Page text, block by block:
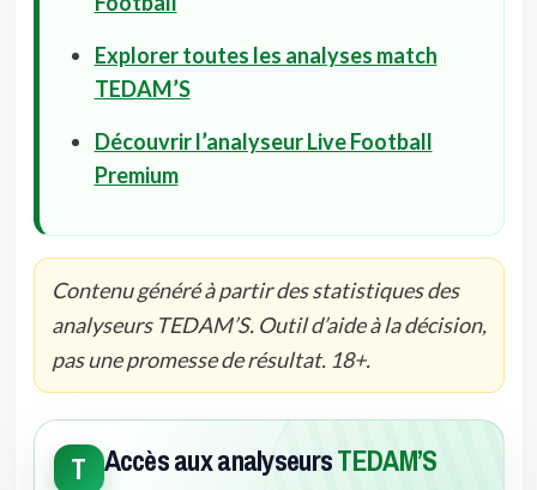
Explorer toutes les analyses match
TEDAM’S
Découvrir l’analyseur Live Football
Premium
Contenu généré à partir des statistiques des
analyseurs TEDAM’S. Outil d’aide à la décision,
pas une promesse de résultat. 18+.
T Accès aux analyseursTEDAM’S